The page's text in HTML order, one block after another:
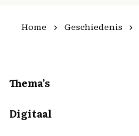
Home Geschiedenis
Thema’s
Digitaal